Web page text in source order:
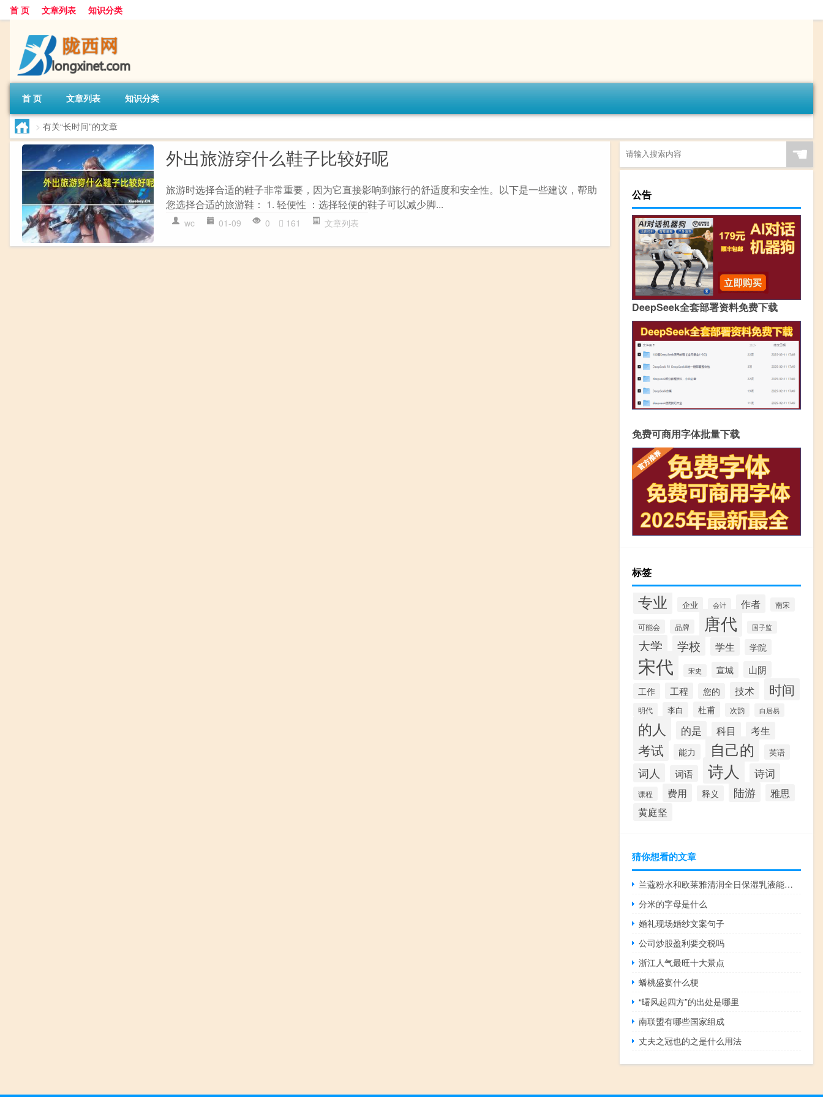
首 页 文章列表 知识分类
首 页 文章列表 知识分类
> 有关“长时间”的文章
外出旅游穿什么鞋子比较好呢
旅游时选择合适的鞋子非常重要，因为它直接影响到旅行的舒适度和安全性。以下是一些建议，帮助
您选择合适的旅游鞋： 1. 轻便性 ：选择轻便的鞋子可以减少脚...
wc 01-09 0 161 文章列表
☚
公告
DeepSeek全套部署资料免费下载
免费可商用字体批量下载
标签
专业 企业 会计 作者 南宋
可能会 品牌 唐代 国子监
大学 学校 学生 学院
宋代 宋史 宣城 山阴
工作 工程 您的 技术 时间
明代 李白 杜甫 次韵 白居易
的人 的是 科目 考生
考试 能力 自己的 英语
词人 词语 诗人 诗词
课程 费用 释义 陆游 雅思
黄庭坚
猜你想看的文章
兰蔻粉水和欧莱雅清润全日保湿乳液能同时使用吗 欧莱雅全日保湿乳液
分米的字母是什么
婚礼现场婚纱文案句子
公司炒股盈利要交税吗
浙江人气最旺十大景点
蟠桃盛宴什么梗
“曙风起四方”的出处是哪里
南联盟有哪些国家组成
丈夫之冠也的之是什么用法